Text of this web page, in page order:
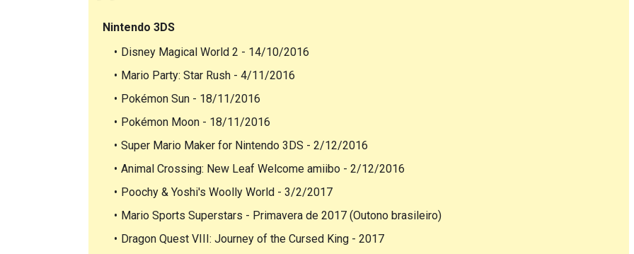
Nintendo 3DS
Disney Magical World 2 - 14/10/2016
Mario Party: Star Rush - 4/11/2016
Pokémon Sun - 18/11/2016
Pokémon Moon - 18/11/2016
Super Mario Maker for Nintendo 3DS - 2/12/2016
Animal Crossing: New Leaf Welcome amiibo - 2/12/2016
Poochy & Yoshi's Woolly World - 3/2/2017
Mario Sports Superstars - Primavera de 2017 (Outono brasileiro)
Dragon Quest VIII: Journey of the Cursed King - 2017